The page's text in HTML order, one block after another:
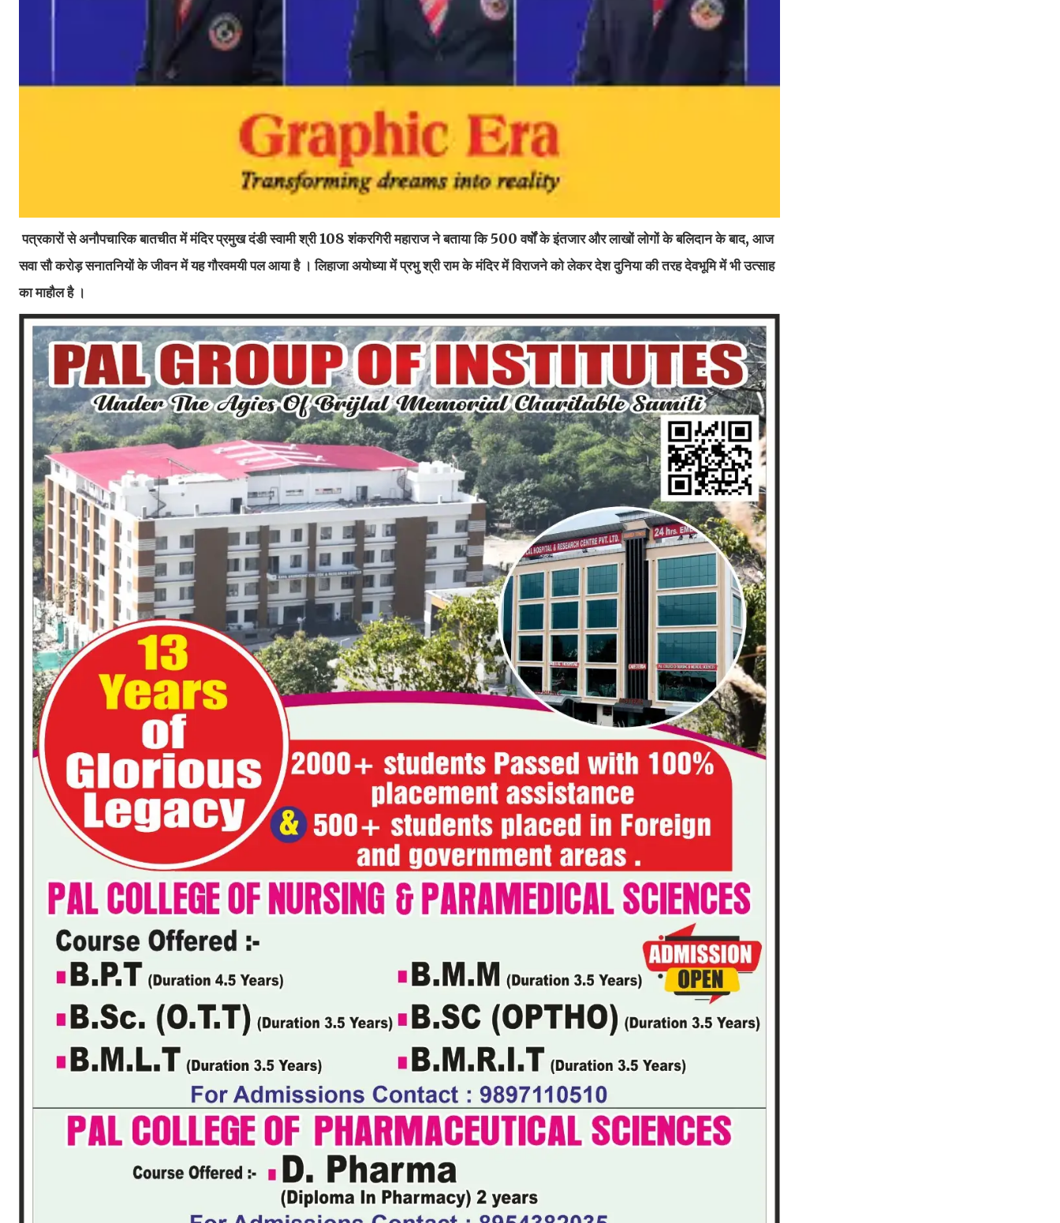
पत्रकारों से अनौपचारिक बातचीत में मंदिर प्रमुख दंडी स्वामी श्री 108 शंकरगिरी महाराज ने बताया कि 500 वर्षों के इंतजार और लाखों लोगों के बलिदान के बाद, आज
सवा सौ करोड़ सनातनियों के जीवन में यह गौरवमयी पल आया है । लिहाजा अयोध्या में प्रभु श्री राम के मंदिर में विराजने को लेकर देश दुनिया की तरह देवभूमि में भी उत्साह
का माहौल है ।